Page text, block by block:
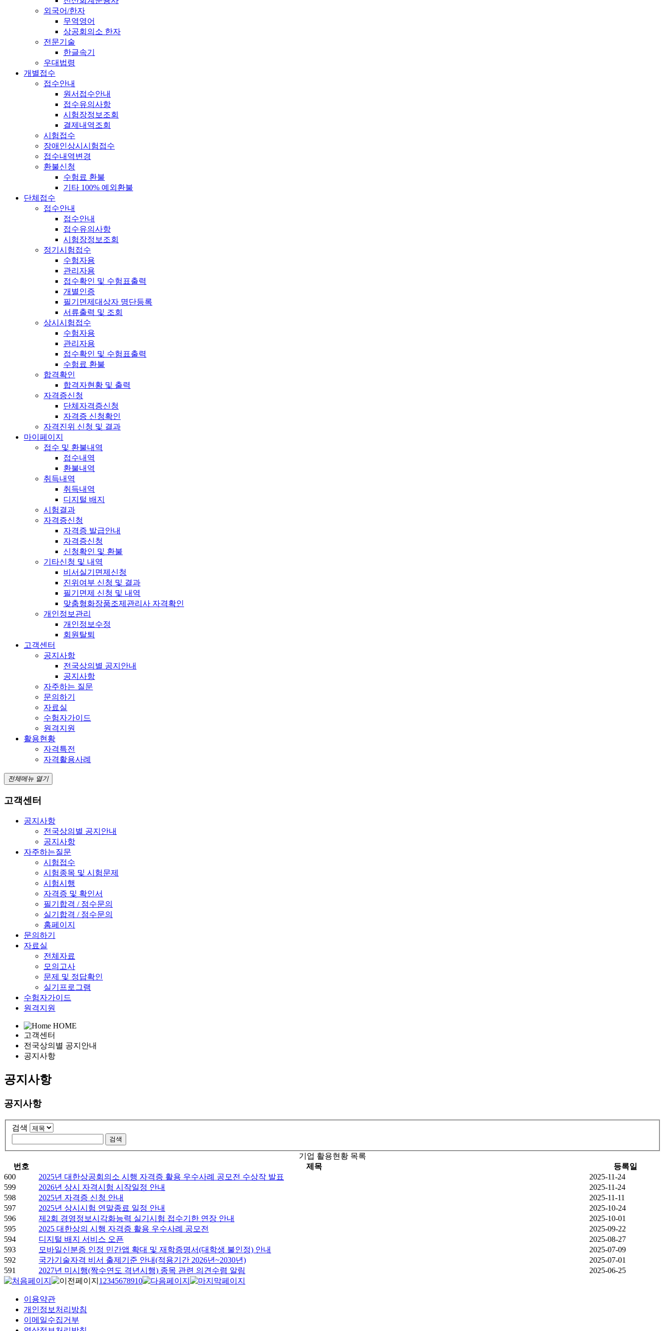
외국어/한자
무역영어
상공회의소 한자
전문기술
한글속기
우대법령
개별접수
접수안내
원서접수안내
접수유의사항
시험장정보조회
결제내역조회
시험접수
장애인상시시험접수
접수내역변경
환불신청
수험료 환불
기타 100% 예외환불
단체접수
접수안내
접수안내
접수유의사항
시험장정보조회
정기시험접수
수험자용
관리자용
접수확인 및 수험표출력
개별인증
필기면제대상자 명단등록
서류출력 및 조회
상시시험접수
수험자용
관리자용
접수확인 및 수험표출력
수험료 환불
합격확인
합격자현황 및 출력
자격증신청
단체자격증신청
자격증 신청확인
자격진위 신청 및 결과
마이페이지
접수 및 환불내역
접수내역
환불내역
취득내역
취득내역
디지털 배지
시험결과
자격증신청
자격증 발급안내
자격증신청
신청확인 및 환불
기타신청 및 내역
비서실기면제신청
진위여부 신청 및 결과
필기면제 신청 및 내역
맞춤형화장품조제관리사 자격확인
개인정보관리
개인정보수정
회원탈퇴
고객센터
공지사항
전국상의별 공지안내
공지사항
자주하는 질문
문의하기
자료실
수험자가이드
원격지원
활용현황
자격특전
자격활용사례
전체메뉴 열기
고객센터
공지사항
전국상의별 공지안내
공지사항
자주하는질문
시험접수
시험종목 및 시험문제
시험시행
자격증 및 확인서
필기합격 / 점수문의
실기합격 / 점수문의
홈페이지
문의하기
자료실
전체자료
모의고사
문제 및 정답확인
실기프로그램
수험자가이드
원격지원
HOME
고객센터
전국상의별 공지안내
공지사항
공지사항
공지사항
검색
기업 활용현황 목록
번호
제목
등록일
600
2025년 대한상공회의소 시행 자격증 활용 우수사례 공모전 수상작 발표
2025-11-24
599
2026년 상시 자격시험 시작일정 안내
2025-11-24
598
2025년 자격증 신청 안내
2025-11-11
597
2025년 상시시험 연말종료 일정 안내
2025-10-24
596
제2회 경영정보시각화능력 실기시험 접수기한 연장 안내
2025-10-01
595
2025 대한상의 시행 자격증 활용 우수사례 공모전
2025-09-22
594
디지털 배지 서비스 오픈
2025-08-27
593
모바일신분증 인정 민간앱 확대 및 재학증명서(대학생 불인정) 안내
2025-07-09
592
국가기술자격 비서 출제기준 안내(적용기간 2026년~2030년)
2025-07-01
591
2027년 미시행(짝수연도 격년시행) 종목 관련 의견수렴 알림
2025-06-25
12345678910
이용약관
개인정보처리방침
이메일수집거부